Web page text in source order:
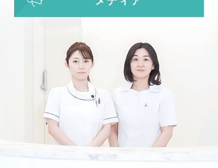
ビューホット
フリーワード検索
検索結果を表示する